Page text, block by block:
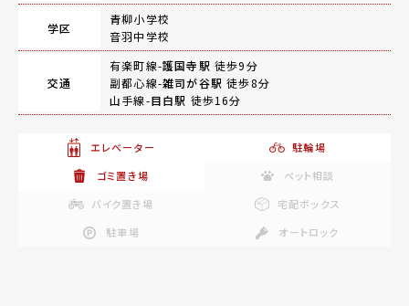
学区
青柳小学校
音羽中学校
交通
有楽町線-護国寺駅 徒歩9分
副都心線-雑司が谷駅 徒歩8分
山手線-目白駅 徒歩16分
エレベーター
駐輪場
ゴミ置き場
ペット相談
バイク置き場
宅配ボックス
駐車場
オートロック